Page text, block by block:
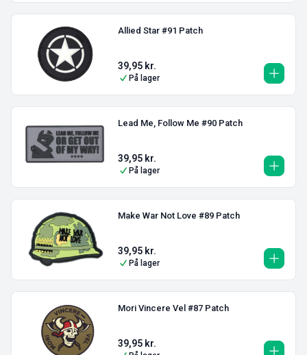
Allied Star #91 Patch
39,95 kr.
På lager
Lead Me, Follow Me #90 Patch
39,95 kr.
På lager
Make War Not Love #89 Patch
39,95 kr.
På lager
Mori Vincere Vel #87 Patch
39,95 kr.